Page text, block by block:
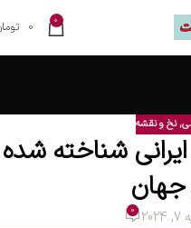
0
0
,نخ و نقشه
شناخته شده
0